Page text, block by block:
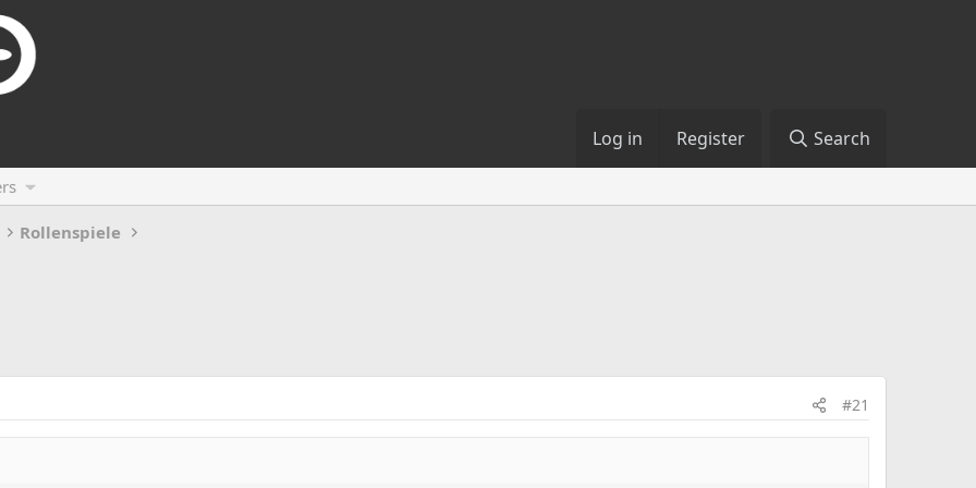
Log in Register Search
Rollenspiele
#21